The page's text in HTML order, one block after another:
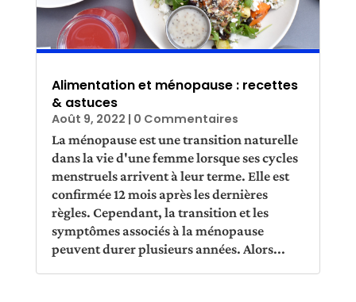
Alimentation et ménopause : recettes
& astuces
Août 9, 2022 | 0 Commentaires
La ménopause est une transition naturelle
dans la vie d'une femme lorsque ses cycles
menstruels arrivent à leur terme. Elle est
confirmée 12 mois après les dernières
règles. Cependant, la transition et les
symptômes associés à la ménopause
peuvent durer plusieurs années. Alors...